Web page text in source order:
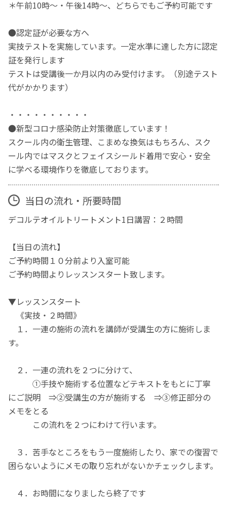
＊午前10時～・午後14時～、どちらでもご予約可能です
●認定証が必要な方へ
実技テストを実施しています。一定水準に達した方に認定
証を発行します
テストは受講後一か月以内のみ受付けます。（別途テスト
代がかかります）
・・・・・・・・・・
●新型コロナ感染防止対策徹底しています！
スクール内の衛生管理、こまめな換気はもちろん、スク
ール内ではマスクとフェイスシールド着用で安心・安全
に学べる環境作りを徹底しております。
当日の流れ・所要時間
デコルテオイルトリートメント1日講習：２時間
【当日の流れ】
ご予約時間１０分前より入室可能
ご予約時間よりレッスンスタート致します。
▼レッスンスタート
《実技・２時間》
１．一連の施術の流れを講師が受講生の方に施術しま
す。
２．一連の流れを２つに分けて、
①手技や施術する位置などテキストをもとに丁寧
にご説明 ⇒②受講生の方が施術する ⇒③修正部分の
メモをとる
この流れを２つにわけて行います。
３．苦手なところをもう一度施術したり、家での復習で
困らないようにメモの取り忘れがないかチェックします。
４．お時間になりましたら終了です